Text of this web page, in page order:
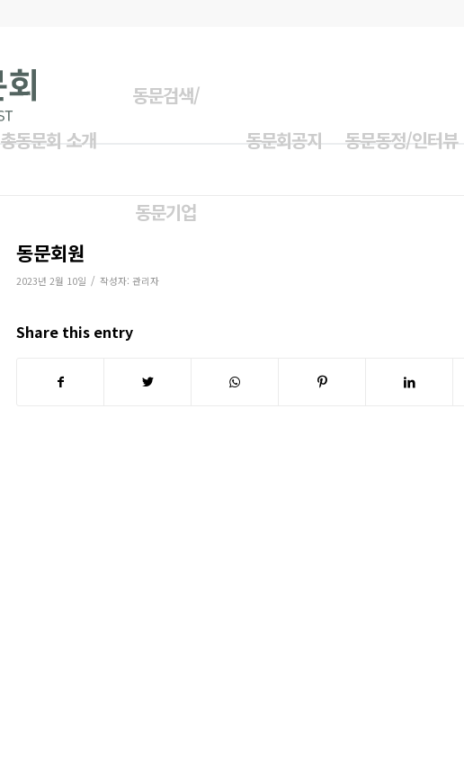
총동문회 소개
동문검색/
동문기업
동문회공지 동문동정/인터뷰
동문회원
2023년 2월 10일 / 작성자: 관리자
Share this entry